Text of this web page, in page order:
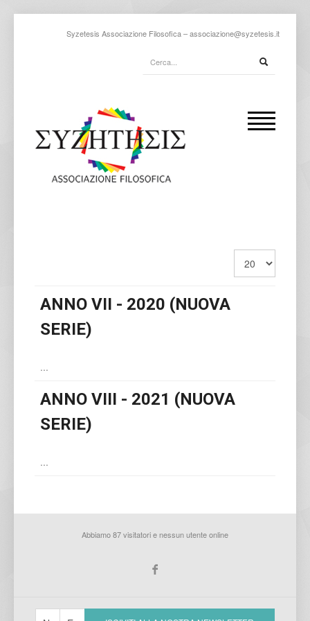
Syzetesis Associazione Filosofica –associazione@syzetesis.it
ANNO VII - 2020 (NUOVA
SERIE)
...
ANNO VIII - 2021 (NUOVA
SERIE)
...
Abbiamo 87 visitatori e nessun utente online